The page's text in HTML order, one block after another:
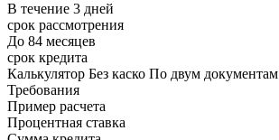
В течение 3 дней
срок рассмотрения
До 84 месяцев
срок кредита
Калькулятор Без каско По двум документам
Требования
Пример расчета
Процентная ставка